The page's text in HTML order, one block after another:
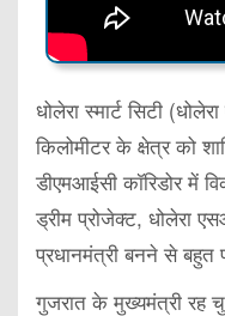
धोलेरा स्मार्ट सिटी
किलोमीटर के क्षेत्र को
डीएमआईसी कॉरिडोर में
ड्रीम प्रोजेक्ट, धोलेरा
प्रधानमंत्री बनने से बहुत
गुजरात के मुख्यमंत्री रह